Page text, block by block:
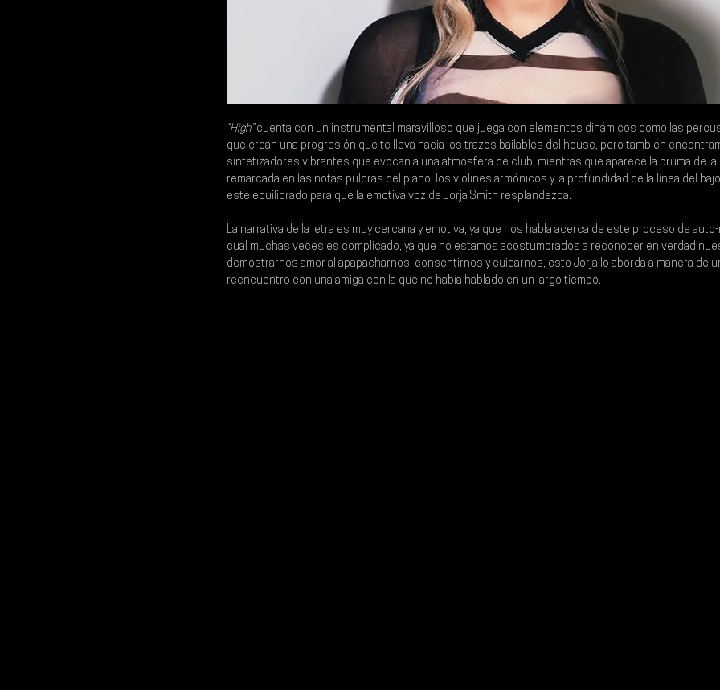
“High” cuenta con un instrumental maravilloso que juega con elementos dinámicos como las
que crean una progresión que te lleva hacia los trazos bailables del house, pero también
sintetizadores vibrantes que evocan a una atmósfera de club, mientras que aparece la bruma de
remarcada en las notas pulcras del piano, los violines armónicos y la profundidad de la línea del
esté equilibrado para que la emotiva voz de Jorja Smith resplandezca.
La narrativa de la letra es muy cercana y emotiva, ya que nos habla acerca de este proceso de
cual muchas veces es complicado, ya que no estamos acostumbrados a reconocer en verdad
demostrarnos amor al apapacharnos, consentirnos y cuidarnos, esto Jorja lo aborda a manera de
reencuentro con una amiga con la que no había hablado en un largo tiempo.